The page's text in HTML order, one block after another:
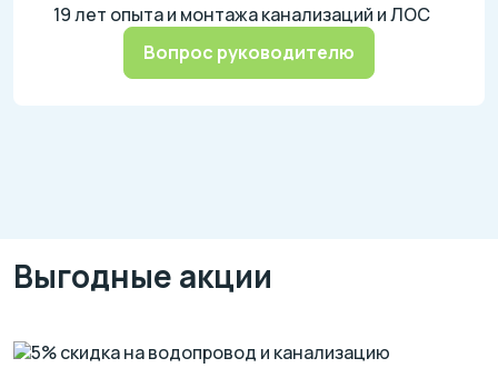
19 лет опыта и монтажа канализаций и ЛОС
Вопрос руководителю
Выгодные акции